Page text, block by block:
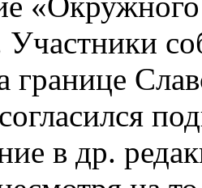
границе
в др.